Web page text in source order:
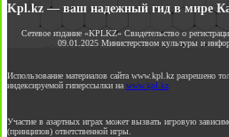
Kpl.kz — ваш надежный гид в мире
Сетевое издание «KPLKZ» Свидетельство о
09.01.2025 Министерством культуры и
Использование материалов сайта www.kpl.kz разрешено
индексируемой гиперссылки на www.kpl.kz
Участие в азартных играх может вызвать игровую
(принципов) ответственной игры.